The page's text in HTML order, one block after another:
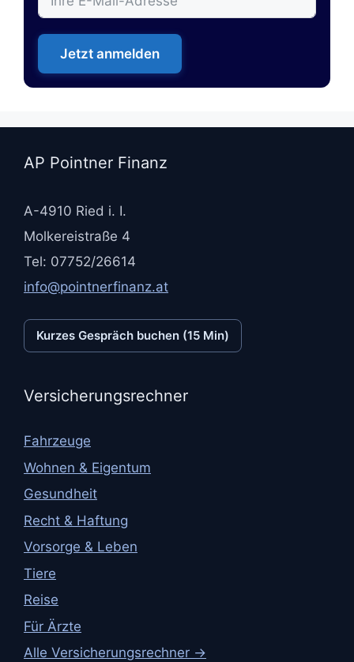
Jetzt anmelden
AP Pointner Finanz
A-4910 Ried i. I.
Molkereistraße 4
Tel: 07752/26614
info@pointnerfinanz.at
Kurzes Gespräch buchen (15 Min)
Versicherungsrechner
Fahrzeuge
Wohnen & Eigentum
Gesundheit
Recht & Haftung
Vorsorge & Leben
Tiere
Reise
Für Ärzte
Alle Versicherungsrechner →